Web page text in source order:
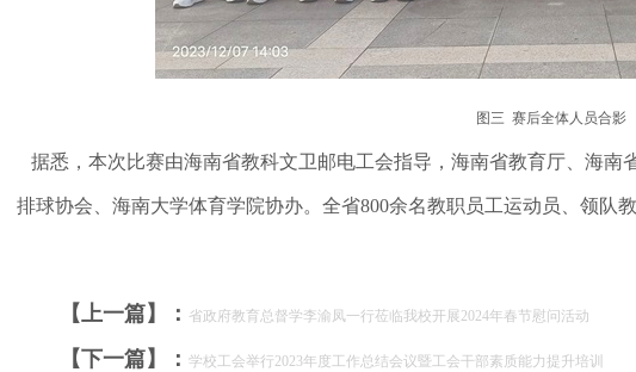
图三 赛后全体人员合影
据悉，本次比赛由海南省教科文卫邮电工会指导，海南省教育厅、海南
排球协会、海南大学体育学院协办。全省800余名教职员工运动员、领队
【上一篇】： 省政府教育总督学李渝凤一行莅临我校开展2024年春节慰问活动
【下一篇】： 学校工会举行2023年度工作总结会议暨工会干部素质能力提升培训